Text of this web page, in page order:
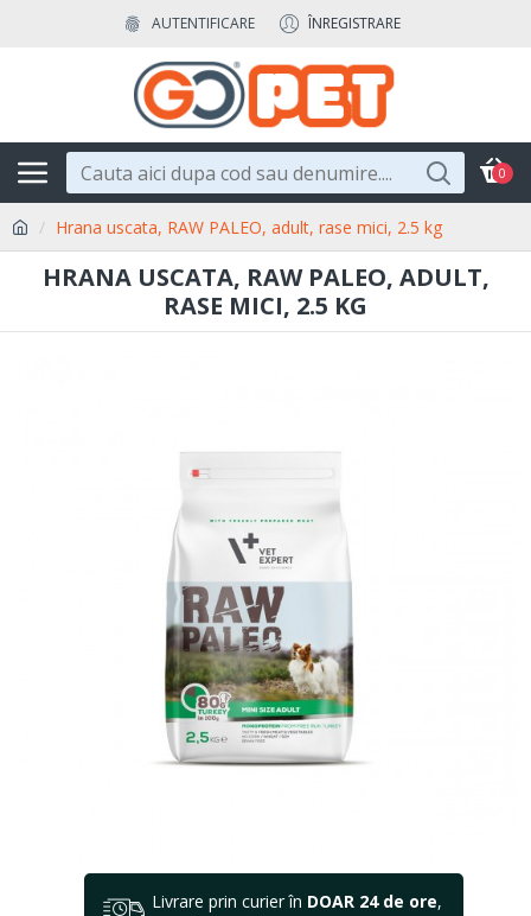
AUTENTIFICARE ÎNREGISTRARE
0
Hrana uscata, RAW PALEO, adult, rase mici, 2.5 kg
HRANA USCATA, RAW PALEO, ADULT,
RASE MICI, 2.5 KG
Livrare prin curier în DOAR 24 de ore,